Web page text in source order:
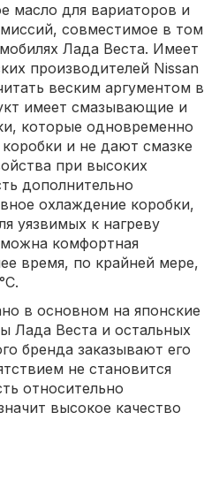
масло для вариаторов и
совместимое в том
Лада Веста. Имеет
производителей Nissan
веским аргументом в
имеет смазывающие и
которые одновременно
и не дают смазке
при высоких
дополнительно
охлаждение коробки,
уязвимых к нагреву
комфортная
время, по крайней мере,
в основном на японские
Лада Веста и остальных
бренда заказывают его
не становится
относительно
высокое качество